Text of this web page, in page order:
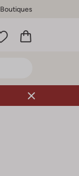
Boutiques